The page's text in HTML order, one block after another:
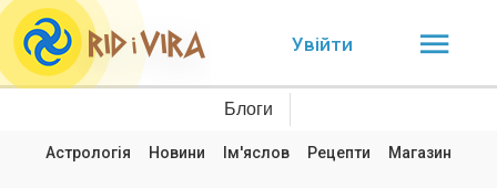
Увійти
Блоги
Астрологія Новини Ім'яслов Рецепти Магазин